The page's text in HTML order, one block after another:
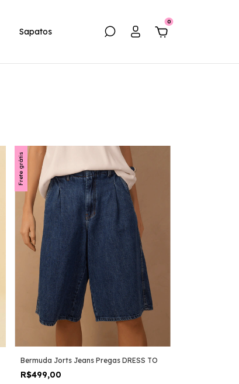
Sapatos
0
Frete grátis
Bermuda Jorts Jeans Pregas DRESS TO
R$499,00